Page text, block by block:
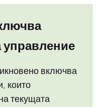
управление
включва
които
текущата